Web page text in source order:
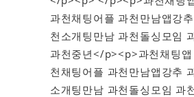
과천채팅어플 과천만남앱강
천소개팅만남 과천돌싱모임
과천중년</p><p>과천채팅
천채팅어플 과천만남앱강추
소개팅만남 과천돌싱모임 과